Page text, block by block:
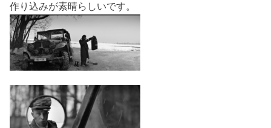
作り込みが素晴らしいです。